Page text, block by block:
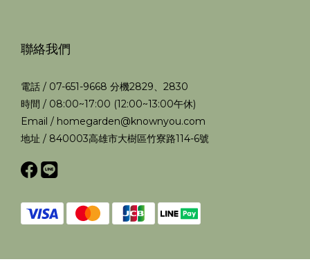
聯絡我們
電話 / 07-651-9668 分機2829、2830
時間 / 08:00~17:00 (12:00~13:00午休)
Email / homegarden@knownyou.com
地址 / 840003高雄市大樹區竹寮路114-6號